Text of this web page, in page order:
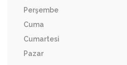
Perşembe
Cuma
Cumartesi
Pazar